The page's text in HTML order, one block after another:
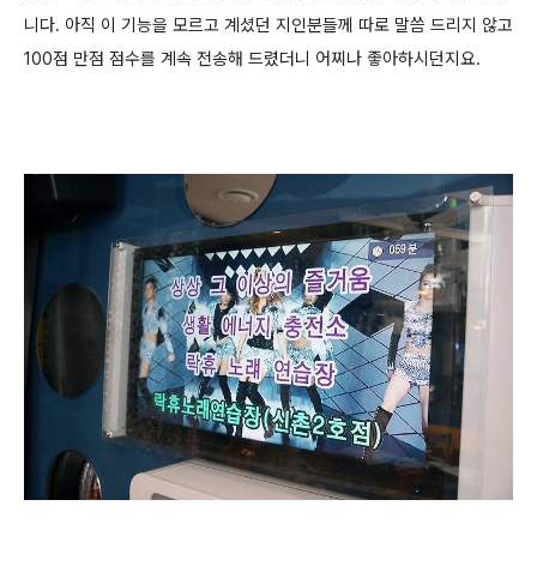
니다. 아직 이 기능을 모르고 계셨던 지인분들께 따로 말씀 드리지 않고
100점 만점 점수를 계속 전송해 드렸더니 어찌나 좋아하시던지요.